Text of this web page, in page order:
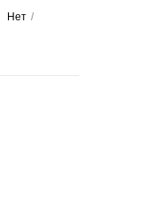
Нет